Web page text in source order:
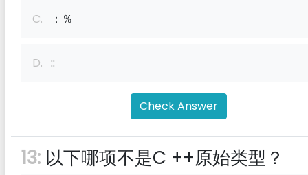
C. ：％
D. ::
Check Answer
13: 以下哪项不是C ++原始类型？